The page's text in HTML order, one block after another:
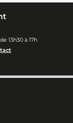
13h30 à 17h